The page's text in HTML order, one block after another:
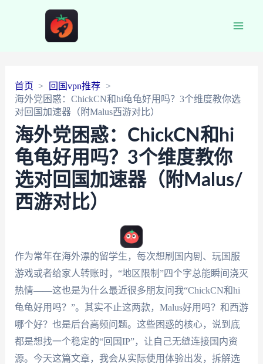
首页
回国vpn推荐
海外党困惑：ChickCN和hi龟龟好用吗？3个维度教你选
对回国加速器（附Malus西游对比）
海外党困惑：ChickCN和hi
龟龟好用吗？3个维度教你
选对回国加速器（附Malus/
西游对比）
作为常年在海外漂的留学生，每次想刷国内剧、玩国服
游戏或者给家人转账时，“地区限制”四个字总能瞬间浇灭
热情——这也是为什么最近很多朋友问我“ChickCN和hi
龟龟好用吗？”。其实不止这两款，Malus好用吗？和西游
哪个好？也是后台高频问题。这些困惑的核心，说到底
都是想找一个稳定的“回国IP”，让自己无缝连接国内资
源。今天这篇文章，我会从实际使用体验出发，拆解选